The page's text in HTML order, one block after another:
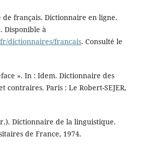
français. Dictionnaire en ligne.
Disponible à
dictionnaires/francais. Consulté le
». In : Idem. Dictionnaire des
contraires. Paris : Le Robert-SEJER,
Dictionnaire de la linguistique.
de France, 1974.